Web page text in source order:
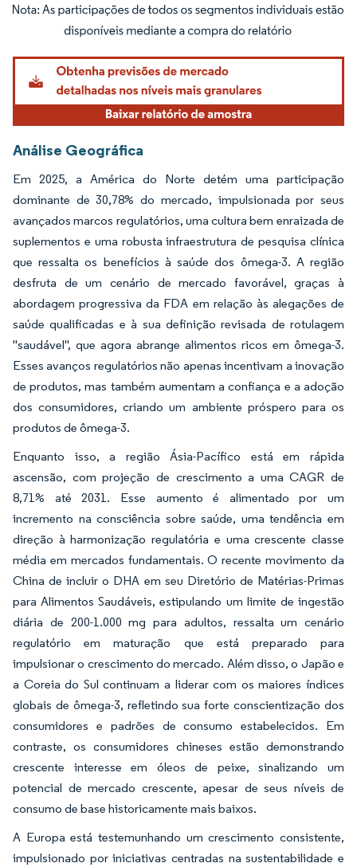
Imagem © Mordor Intelligence. O reuso requer atribuição conforme CC BY 4.0.
Análise Geográfica
Em 2025, a América do Norte detém uma participação
dominante de 30,78% do mercado, impulsionada por seus
avançados marcos regulatórios, uma cultura bem enraizada de
suplementos e uma robusta infraestrutura de pesquisa clínica
que ressalta os benefícios à saúde dos ômega-3. A região
desfruta de um cenário de mercado favorável, graças à
abordagem progressiva da FDA em relação às alegações de
saúde qualificadas e à sua definição revisada de rotulagem
"saudável", que agora abrange alimentos ricos em ômega-3.
Esses avanços regulatórios não apenas incentivam a inovação
de produtos, mas também aumentam a confiança e a adoção
dos consumidores, criando um ambiente próspero para os
produtos de ômega-3.
Enquanto isso, a região Ásia-Pacífico está em rápida
ascensão, com projeção de crescimento a uma CAGR de
8,71% até 2031. Esse aumento é alimentado por um
incremento na consciência sobre saúde, uma tendência em
direção à harmonização regulatória e uma crescente classe
média em mercados fundamentais. O recente movimento da
China de incluir o DHA em seu Diretório de Matérias-Primas
para Alimentos Saudáveis, estipulando um limite de ingestão
diária de 200-1.000 mg para adultos, ressalta um cenário
regulatório em maturação que está preparado para
impulsionar o crescimento do mercado. Além disso, o Japão e
a Coreia do Sul continuam a liderar com os maiores índices
globais de ômega-3, refletindo sua forte conscientização dos
consumidores e padrões de consumo estabelecidos. Em
contraste, os consumidores chineses estão demonstrando
crescente interesse em óleos de peixe, sinalizando um
potencial de mercado crescente, apesar de seus níveis de
consumo de base historicamente mais baixos.
A Europa está testemunhando um crescimento consistente,
impulsionado por iniciativas centradas na sustentabilidade e